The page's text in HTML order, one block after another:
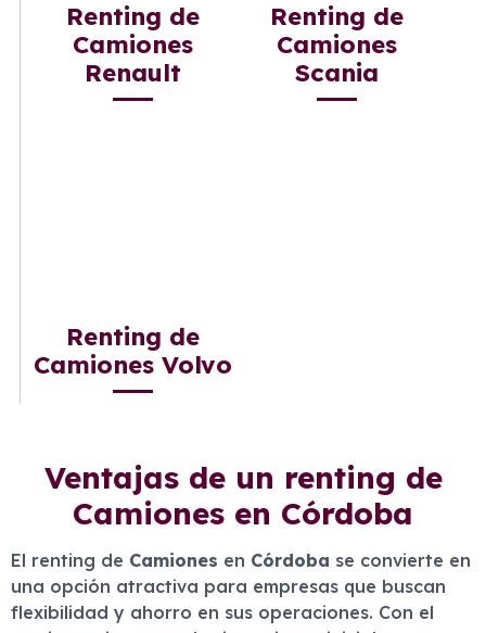
Renting de
Camiones
Renault
Renting de
Camiones
Scania
Renting de
Camiones Volvo
Ventajas de un renting de
Camiones en Córdoba
El renting de Camiones en Córdoba se convierte en
una opción atractiva para empresas que buscan
flexibilidad y ahorro en sus operaciones. Con el